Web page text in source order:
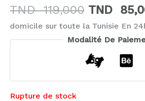
TND119,000 TND
domicile sur toute la Tunisie En
Modalité De
Rupture de stock